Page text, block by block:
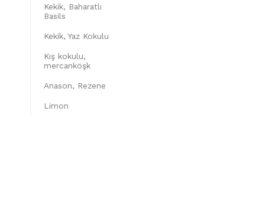
Kekik, Baharatlı
Basils
Kekik, Yaz Kokulu
Kış kokulu,
mercanköşk
Anason, Rezene
Limon